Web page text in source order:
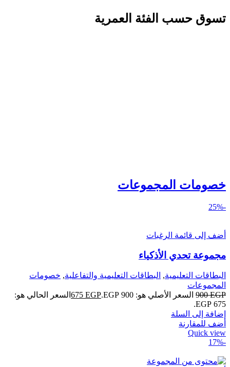
تسوق حسب الفئة العمرية
خصومات المجموعات
-25%
أضف إلى قائمة الرغبات
مجموعة تحدي الأذكياء
البطاقات التعليمية, البطاقات التعليمية والتفاعلية, خصومات
المجموعات
900EGP السعر الأصلي هو: 900 EGP. 675 EGP
السعر الحالي هو:
675 EGP.
إضافة إلى السلة
أضف للمقارنة
Quick view
-17%